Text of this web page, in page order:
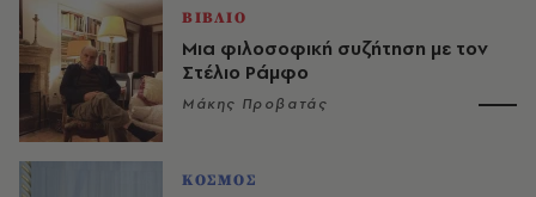
ΒΙΒΛΙΟ
Μια φιλοσοφική συζήτηση με τον
Στέλιο Ράμφο
Μάκης Προβατάς
ΚΟΣΜΟΣ